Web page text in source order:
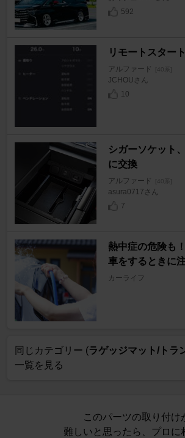
592
リモートスター
アルファード [40系]
JCHOUさん
10
シガーソケット
に交換
アルファード [40系]
asura0717さん
7
熱中症の危険も
車をするときに
カーライフ
同じカテゴリー (ラゲッジマット/トラ
一覧を見る
このパーツの取り付け
難しいと思ったら、プロに